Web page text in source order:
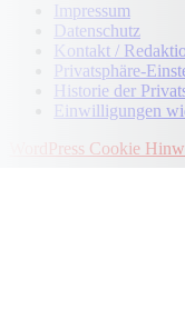
Impressum
Datenschutz
Kontakt /
Privatsphäre-
Historie der
Einwilligungen
WordPress Cookie